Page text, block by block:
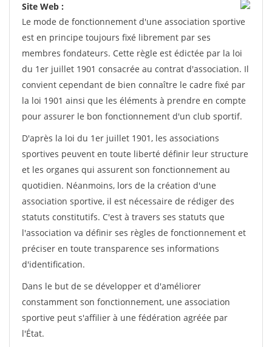
Site Web :
Le mode de fonctionnement d'une association sportive
est en principe toujours fixé librement par ses
membres fondateurs. Cette règle est édictée par la loi
du 1er juillet 1901 consacrée au contrat d'association. Il
convient cependant de bien connaître le cadre fixé par
la loi 1901 ainsi que les éléments à prendre en compte
pour assurer le bon fonctionnement d'un club sportif.
D'après la loi du 1er juillet 1901, les associations
sportives peuvent en toute liberté définir leur structure
et les organes qui assurent son fonctionnement au
quotidien. Néanmoins, lors de la création d'une
association sportive, il est nécessaire de rédiger des
statuts constitutifs. C'est à travers ses statuts que
l'association va définir ses règles de fonctionnement et
préciser en toute transparence ses informations
d'identification.
Dans le but de se développer et d'améliorer
constamment son fonctionnement, une association
sportive peut s'affilier à une fédération agréée par
l'État.